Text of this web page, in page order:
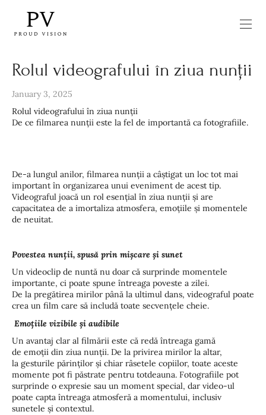
Rolul videografului în ziua nunții
January 3, 2025
Rolul videografului în ziua nunții
De ce filmarea nunții este la fel de importantă ca fotografiile.
De-a lungul anilor, filmarea nunții a câștigat un loc tot mai
important în organizarea unui eveniment de acest tip.
Videograful joacă un rol esențial în ziua nunții și are
capacitatea de a imortaliza atmosfera, emoțiile și momentele
de neuitat.
Povestea nunții, spusă prin mișcare și sunet
Un videoclip de nuntă nu doar că surprinde momentele
importante, ci poate spune întreaga poveste a zilei.
De la pregătirea mirilor până la ultimul dans, videograful poate
crea un film care să includă toate secvențele cheie.
Emoțiile vizibile și audibile
Un avantaj clar al filmării este că redă întreaga gamă
de emoții din ziua nunții. De la privirea mirilor la altar,
la gesturile părinților și chiar râsetele copiilor, toate aceste
momente pot fi păstrate pentru totdeauna. Fotografiile pot
surprinde o expresie sau un moment special, dar video-ul
poate capta întreaga atmosferă a momentului, inclusiv
sunetele și contextul.